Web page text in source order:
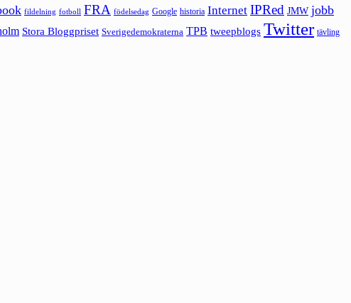
fildelning fotboll FRA födelsedag Google historia Internet IPRed JMW jobb
Stora Bloggpriset Sverigedemokraterna TPB tweepblogs Twitter tävling